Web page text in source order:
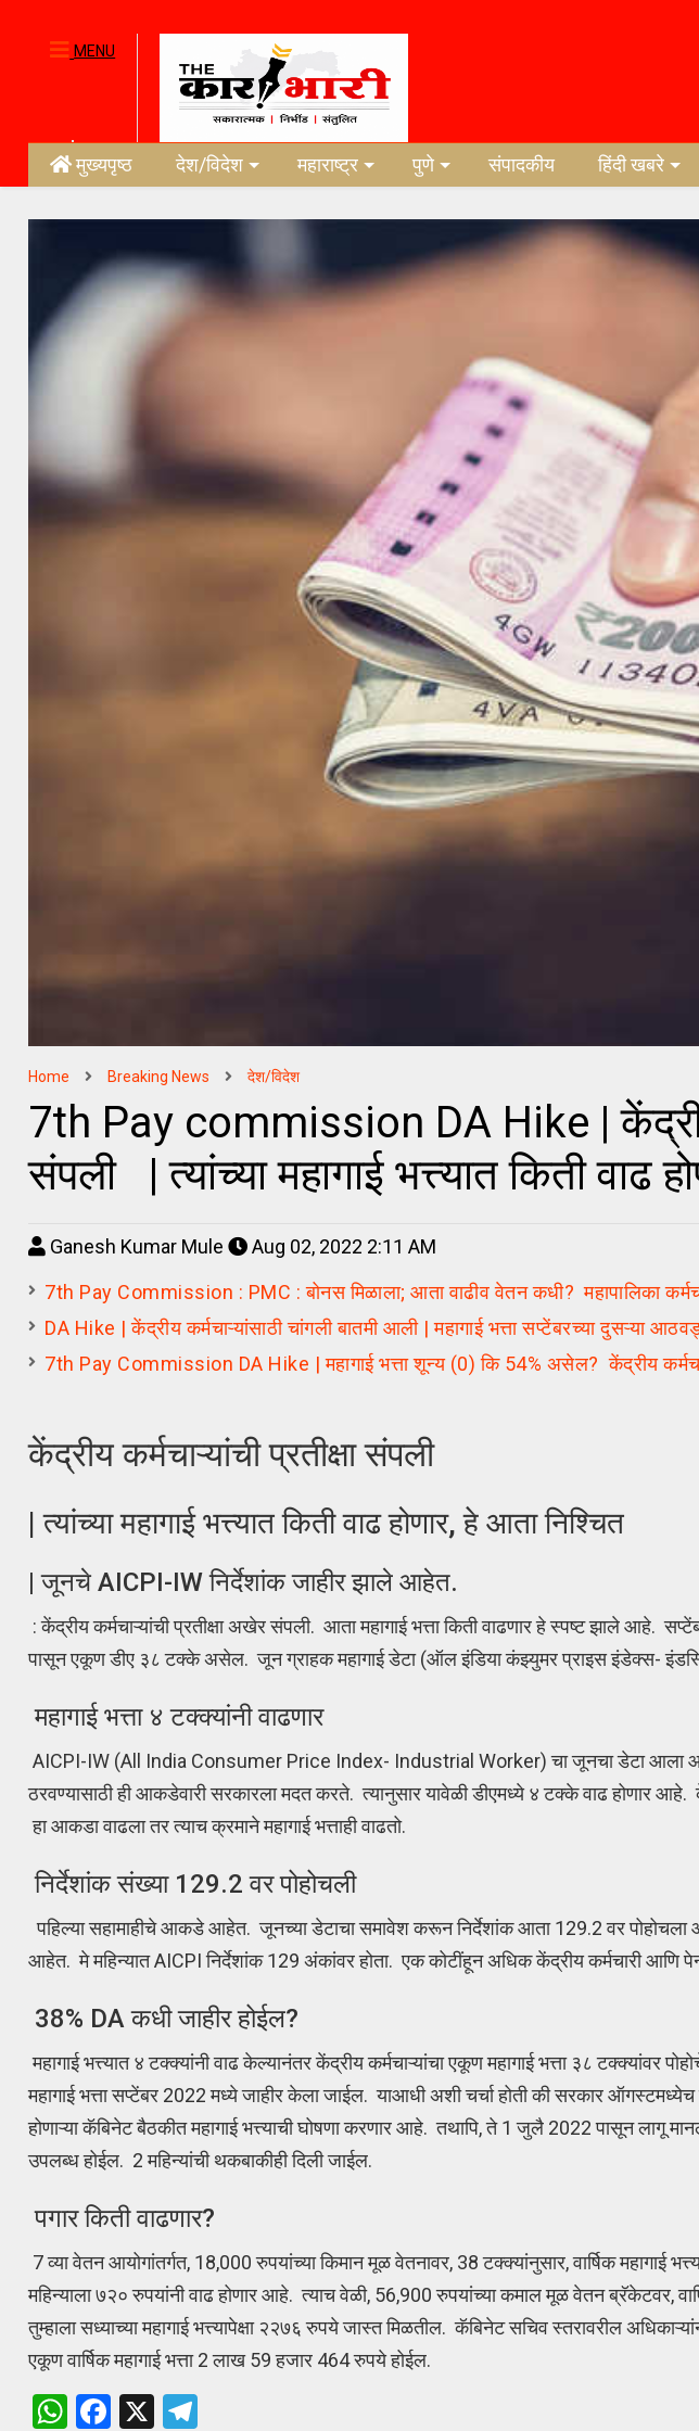
MENU
मुख्यपृष्ठ देश/विदेश महाराष्ट्र पुणे संपादकीय हिंदी खबरे
Home Breaking News देश/विदेश
7th Pay commission DA Hike | केंद्रीय
संपली | त्यांच्या महागाई भत्त्यात किती वाढ
Ganesh Kumar Mule
Aug 02, 2022 2:11 AM
7th Pay Commission : PMC : बोनस मिळाला; आता वाढीव वेतन कधी? महापालिका
DA Hike | केंद्रीय कर्मचाऱ्यांसाठी चांगली बातमी आली | महागाई भत्ता सप्टेंबरच्या दुसऱ्या
7th Pay Commission DA Hike | महागाई भत्ता शून्य (0) कि 54% असेल? केंद्रीय
केंद्रीय कर्मचाऱ्यांची प्रतीक्षा संपली
| त्यांच्या महागाई भत्त्यात किती वाढ होणार, हे आता निश्चित
| जूनचे AICPI-IW निर्देशांक जाहीर झाले आहेत.
: केंद्रीय कर्मचाऱ्यांची प्रतीक्षा अखेर संपली. आता महागाई भत्ता किती वाढणार हे स्पष्ट झाले आहे.
पासून एकूण डीए ३८ टक्के असेल. जून ग्राहक महागाई डेटा (ऑल इंडिया कंझ्युमर प्राइस इंडेक्स-
महागाई भत्ता ४ टक्क्यांनी वाढणार
AICPI-IW (All India Consumer Price Index- Industrial Worker) चा जूनचा डेटा आला आहे.
ठरवण्यासाठी ही आकडेवारी सरकारला मदत करते. त्यानुसार यावेळी डीएमध्ये ४ टक्के वाढ होणार आहे.
हा आकडा वाढला तर त्याच क्रमाने महागाई भत्ताही वाढतो.
निर्देशांक संख्या 129.2 वर पोहोचली
पहिल्या सहामाहीचे आकडे आहेत. जूनच्या डेटाचा समावेश करून निर्देशांक आता 129.2 वर पोहोचला
आहेत. मे महिन्यात AICPI निर्देशांक 129 अंकांवर होता. एक कोटींहून अधिक केंद्रीय कर्मचारी आणि
38% DA कधी जाहीर होईल?
महागाई भत्त्यात ४ टक्क्यांनी वाढ केल्यानंतर केंद्रीय कर्मचाऱ्यांचा एकूण महागाई भत्ता ३८ टक्क्यांवर
महागाई भत्ता सप्टेंबर 2022 मध्ये जाहीर केला जाईल. याआधी अशी चर्चा होती की सरकार
होणाऱ्या कॅबिनेट बैठकीत महागाई भत्त्याची घोषणा करणार आहे. तथापि, ते 1 जुलै 2022 पासून लागू
उपलब्ध होईल. 2 महिन्यांची थकबाकीही दिली जाईल.
पगार किती वाढणार?
7 व्या वेतन आयोगांतर्गत, 18,000 रुपयांच्या किमान मूळ वेतनावर, 38 टक्क्यांनुसार, वार्षिक महागाई
महिन्याला ७२० रुपयांनी वाढ होणार आहे. त्याच वेळी, 56,900 रुपयांच्या कमाल मूळ वेतन ब्रॅकेटवर,
तुम्हाला सध्याच्या महागाई भत्त्यापेक्षा २२७६ रुपये जास्त मिळतील. कॅबिनेट सचिव स्तरावरील
एकूण वार्षिक महागाई भत्ता 2 लाख 59 हजार 464 रुपये होईल.
W F
X